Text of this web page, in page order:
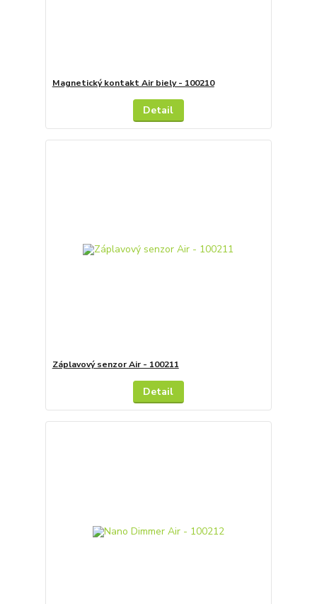
Magnetický kontakt Air biely - 100210
Detail
Záplavový senzor Air - 100211
Detail